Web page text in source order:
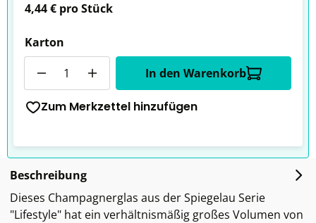
4,44 € pro Stück
Karton
In den Warenkorb
Zum Merkzettel hinzufügen
Beschreibung
Dieses Champagnerglas aus der Spiegelau Serie
"Lifestyle" hat ein verhältnismäßig großes Volumen von